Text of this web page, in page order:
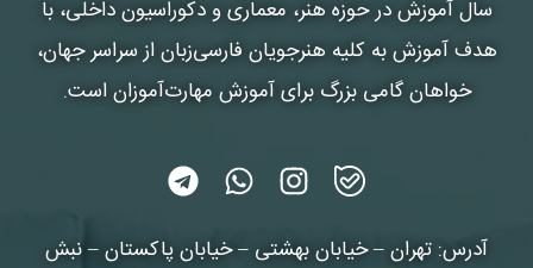
سال آموزش در حوزه هنر، معماری و دکوراسیون داخلی، با
هدف آموزش به کلیه هنرجویان فارسی‌زبان از سراسر جهان،
خواهان گامی بزرگ برای آموزش مهارت‌آموزان است.
آدرس: تهران – خیابان بهشتی – خیابان پاکستان – نبش